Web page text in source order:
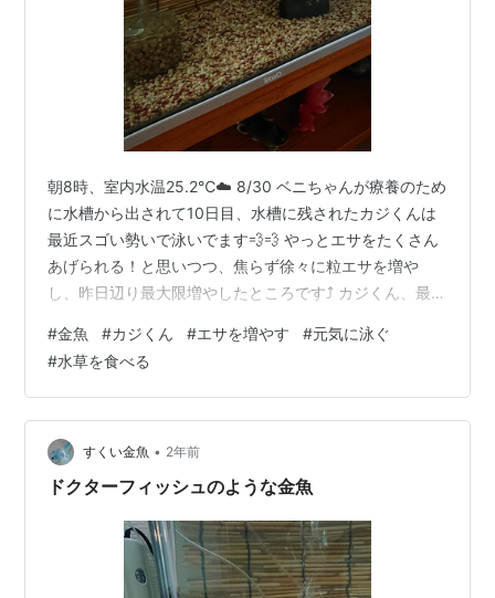
朝8時、室内水温25.2℃☁️ 8/30 ベニちゃんが療養のため
に水槽から出されて10日目、水槽に残されたカジくんは
最近スゴい勢いで泳いでます💨💨 やっとエサをたくさん
あげられる！と思いつつ、焦らず徐々に粒エサを増や
し、昨日辺り最大限増やしたところです⤴️ カジくん、最初
下手なのですが、いつも先に食べてしまう姉さん金魚が
いないので、初めてたらふく食べられてます😋 泳ぐ💨 泳
ぐ💨 マグロ🐟️？ 金魚💡 ひたすら泳いでました(^^; しか
し、ちゃんと食べさせるとこんなに泳ぐんだなぁと。改
めて、まだ若い金魚にとってはエサが少なくて、省エネ
してた(元気…
#金魚 #カジくん #エサを増やす #元気に泳ぐ
#水草を食べる
すくい金魚 • 2年前
ドクターフィッシュのような金魚